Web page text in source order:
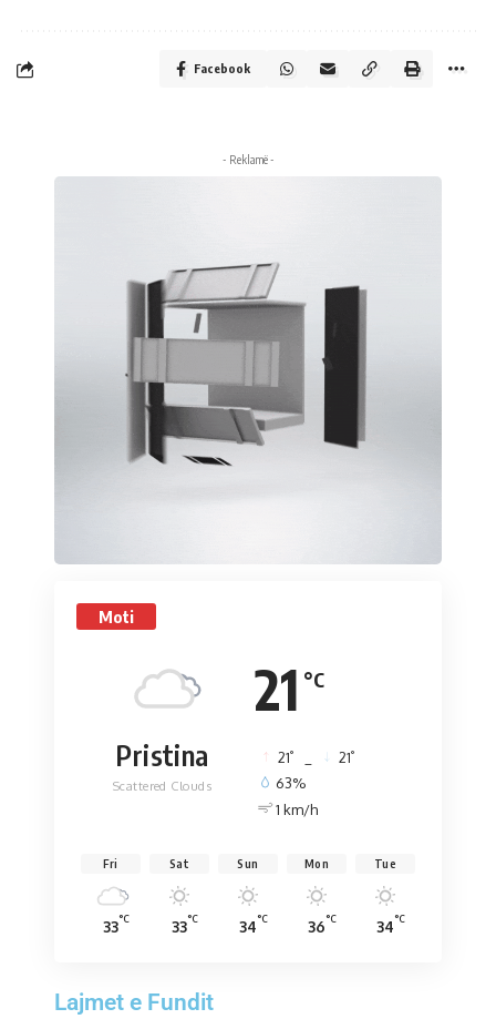
Facebook
- Reklamë -
Moti
21 °C
Pristina
Scattered Clouds
21° 21°
63%
1 km/h
Fri
33°C
Sat
33°C
Sun
34°C
Mon
36°C
Tue
34°C
Lajmet e Fundit